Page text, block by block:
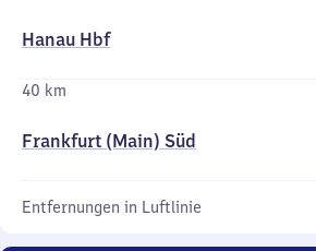
Hanau Hbf
40 km
Frankfurt (Main) Süd
Entfernungen in Luftlinie